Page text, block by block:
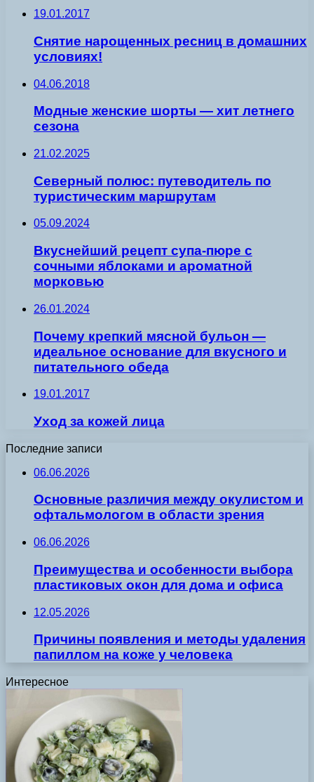
19.01.2017
Снятие нарощенных ресниц в домашних
условиях!
04.06.2018
Модные женские шорты — хит летнего
сезона
21.02.2025
Северный полюс: путеводитель по
туристическим маршрутам
05.09.2024
Вкуснейший рецепт супа-пюре с
сочными яблоками и ароматной
морковью
26.01.2024
Почему крепкий мясной бульон —
идеальное основание для вкусного и
питательного обеда
19.01.2017
Уход за кожей лица
Последние записи
06.06.2026
Основные различия между окулистом и
офтальмологом в области зрения
06.06.2026
Преимущества и особенности выбора
пластиковых окон для дома и офиса
12.05.2026
Причины появления и методы удаления
папиллом на коже у человека
Интересное